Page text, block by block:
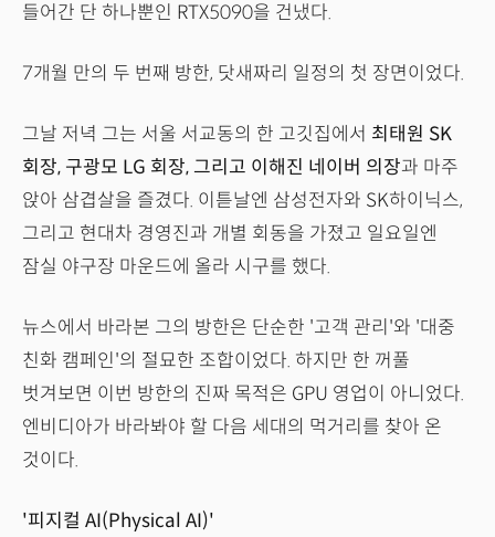
들어간 단 하나뿐인 RTX5090을 건냈다.
7개월 만의 두 번째 방한, 닷새짜리 일정의 첫 장면이었다.
그날 저녁 그는 서울 서교동의 한 고깃집에서 최태원 SK
회장, 구광모 LG 회장, 그리고 이해진 네이버 의장과 마주
앉아 삼겹살을 즐겼다. 이튿날엔 삼성전자와 SK하이닉스,
그리고 현대차 경영진과 개별 회동을 가졌고 일요일엔
잠실 야구장 마운드에 올라 시구를 했다.
뉴스에서 바라본 그의 방한은 단순한 '고객 관리'와 '대중
친화 캠페인'의 절묘한 조합이었다. 하지만 한 꺼풀
벗겨보면 이번 방한의 진짜 목적은 GPU 영업이 아니었다.
엔비디아가 바라봐야 할 다음 세대의 먹거리를 찾아 온
것이다.
'피지컬 AI(Physical AI)'